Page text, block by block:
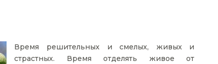
Время решительных и смелых, живых и
страстных. Время отделять живое от